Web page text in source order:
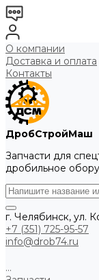
О компании
Доставка и оплата
Контакты
ДробСтройМаш
Запчасти для
дробильное
г. Челябинск, ул.
+7 (351) 725-95-57
info@drob74.ru
...